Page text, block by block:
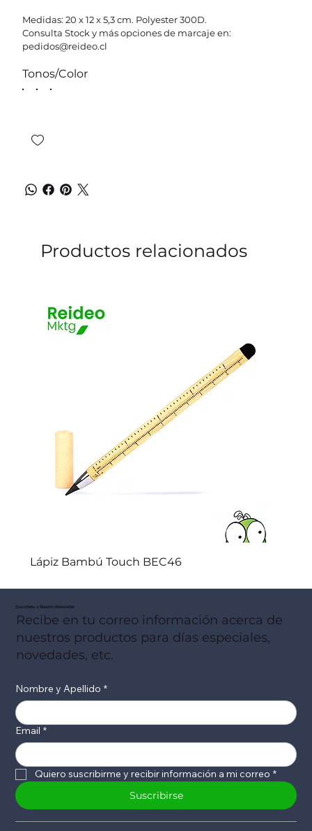
Medidas: 20 x 12 x 5,3 cm. Polyester 300D.
Consulta Stock y más opciones de marcaje en:
pedidos@reideo.cl
Tonos/Color
Productos relacionados
Lápiz Bambú Touch BEC46
Suscribete a Nuestro Newsletter
Recibe en tu correo información acerca de
nuestros productos para días especiales,
novedades, etc.
Nombre y Apellido *
Email *
Quiero suscribirme y recibir información a mi correo *
Suscribirse